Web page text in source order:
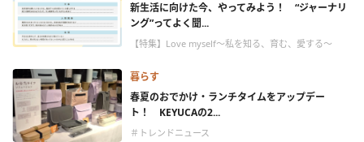
新生活に向けた今、やってみよう！ “ジャーナリ
ング”ってよく聞...
【特集】Love myself～私を知る、育む、愛する～
暮らす
春夏のおでかけ・ランチタイムをアップデー
ト！ KEYUCAの2...
＃トレンドニュース